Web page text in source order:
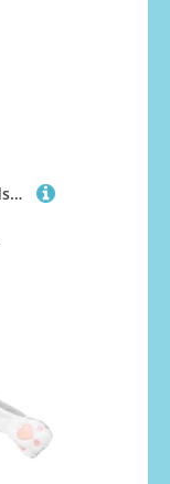
NOLITOY 4 Stück Mikro Landschafts Straßenlaterne Miniatur Lokomotiven Laterne Kleiner Laternenpfahl Miniatur Wegelaterne Straßenlampe Winzige Straßenlaterne